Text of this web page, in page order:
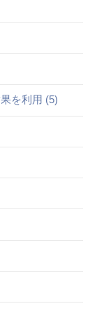
を利用 (5)